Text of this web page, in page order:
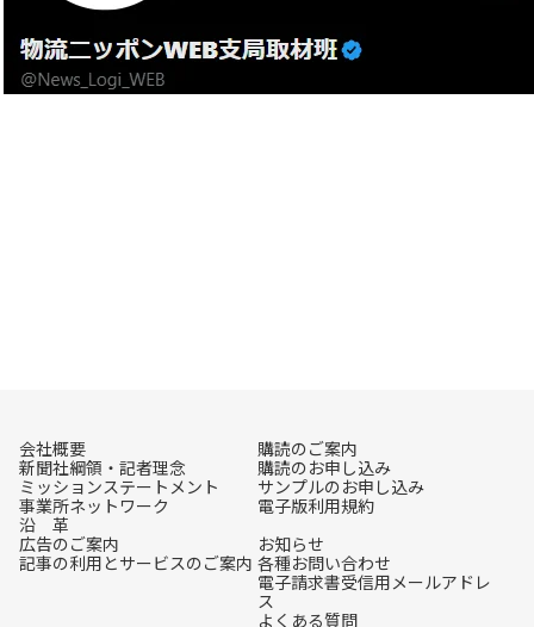
会社概要
新聞社綱領・記者理念
ミッションステートメント
事業所ネットワーク
沿 革
購読のご案内
購読のお申し込み
サンプルのお申し込み
電子版利用規約
広告のご案内
記事の利用とサービスのご案内
お知らせ
各種お問い合わせ
電子請求書受信用メールアドレ
ス
よくある質問